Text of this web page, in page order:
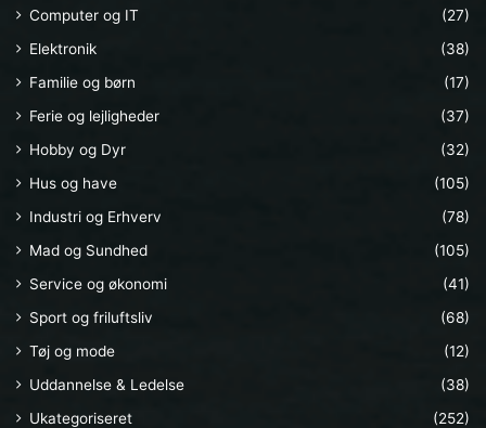
Computer og IT
(27)
Elektronik
(38)
Familie og børn
(17)
Ferie og lejligheder
(37)
Hobby og Dyr
(32)
Hus og have
(105)
Industri og Erhverv
(78)
Mad og Sundhed
(105)
Service og økonomi
(41)
Sport og friluftsliv
(68)
Tøj og mode
(12)
Uddannelse & Ledelse
(38)
Ukategoriseret
(252)